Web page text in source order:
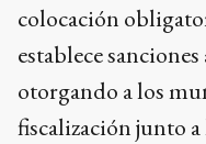
colocación
establece
otorgando a los
fiscalización junto